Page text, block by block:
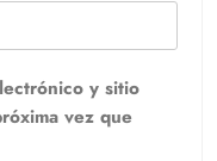
y sitio
vez que